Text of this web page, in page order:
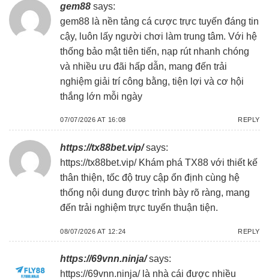
gem88 says:
gem88 là nền tảng cá cược trực tuyến đáng tin
cậy, luôn lấy người chơi làm trung tâm. Với hệ
thống bảo mật tiên tiến, nạp rút nhanh chóng
và nhiều ưu đãi hấp dẫn, mang đến trải
nghiệm giải trí công bằng, tiện lợi và cơ hội
thắng lớn mỗi ngày
07/07/2026 AT 16:08 REPLY
https://tx88bet.vip/ says:
https://tx88bet.vip/Khám phá TX88 với thiết kế
thân thiện, tốc độ truy cập ổn định cùng hệ
thống nội dung được trình bày rõ ràng, mang
đến trải nghiệm trực tuyến thuận tiện.
08/07/2026 AT 12:24 REPLY
https://69vnn.ninja/ says:
https://69vnn.ninja/là nhà cái được nhiều